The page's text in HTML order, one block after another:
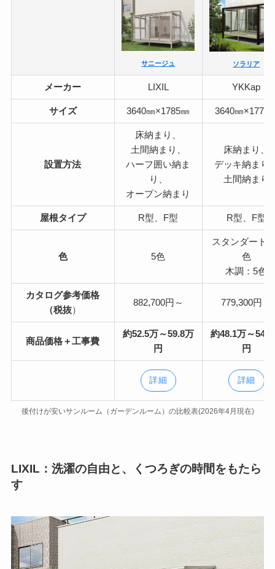
サニージュ ソラリア
メーカー LIXIL YKKap
サイズ 3640㎜×1785㎜ 3640㎜×1770
設置方法
床納まり、
土間納まり、
ハーフ囲い納ま
り、
オープン納まり
床納まり、
デッキ納まり
土間納まり
屋根タイプ R型、F型 R型、F型
色 5色
スタンダード
色
木調：5色
カタログ参考価格
（税抜）
882,700円～ 779,300円～
商品価格＋工事費
約52.5万～59.8万
円
約48.1万～54.8
円
詳細 詳細
後付けが安いサンルーム（ガーデンルーム）の比較表(2026年4月現在)
LIXIL：洗濯の自由と、くつろぎの時間をもたら
す